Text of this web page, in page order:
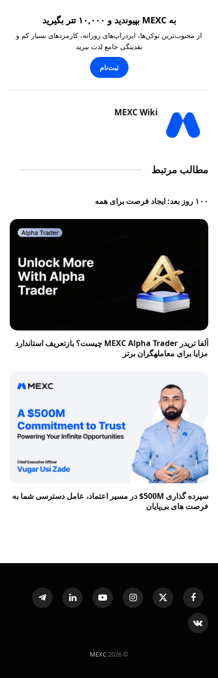
به MEXC بپیوندید و ۱۰,۰۰۰ تتر بگیرید
از محبوب‌ترین توکن‌ها، ایردراپ‌های روزانه، کارمزدهای بسیار کم و
نقدینگی جامع لذت ببرید
ثبت‌نام
MEXC Wiki
مطالب مرتبط
۱۰۰ روز بعد: ایجاد فرصت برای همه
آلفا تریدر MEXC Alpha Trader چیست؟ بازتعریف استاندارد
مزایا برای معاملهگران برتر
سپرده گذاری 500M$ در مسیر اعتماد، عامل دسترسی شما به
فرصت‌ های بی‌پایان
Facebook
X
(Twitter)
Instagram
YouTube
LinkedIn
Telegram
VKontakte
© 2026
MEXC